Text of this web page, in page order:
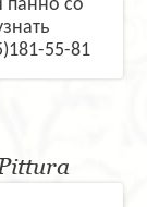
панно со
55-81